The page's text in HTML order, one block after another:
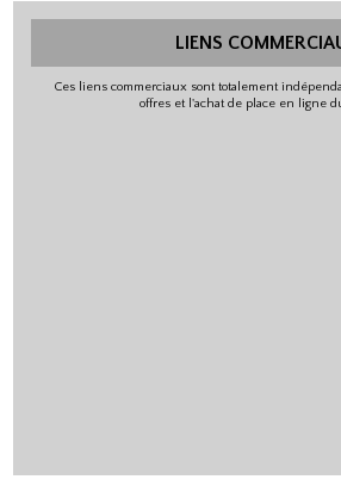
LIENS
Ces liens commerciaux sont totalement
offres et l'achat de place en ligne